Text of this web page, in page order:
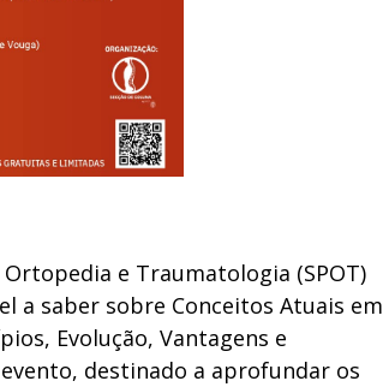
Ortopedia e Traumatologia (SPOT)
a saber sobre Conceitos Atuais em
Evolução, Vantagens e
destinado a aprofundar os